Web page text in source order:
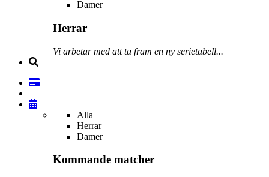
Damer
Herrar
Vi arbetar med att ta fram en ny serietabell...
Alla
Herrar
Damer
Kommande matcher